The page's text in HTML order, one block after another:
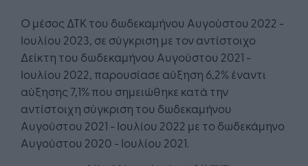
Ο μέσος ΔΤΚ του δωδεκαμήνου Αυγούστου 2022 -
Ιουλίου 2023, σε σύγκριση με τον αντίστοιχο
Δείκτη του δωδεκαμήνου Αυγούστου 2021 -
Ιουλίου 2022, παρουσίασε αύξηση 6,2% έναντι
αύξησης 7,1% που σημειώθηκε κατά την
αντίστοιχη σύγκριση του δωδεκαμήνου
Αυγούστου 2021 - Ιουλίου 2022 με το δωδεκάμηνο
Αυγούστου 2020 - Ιουλίου 2021.